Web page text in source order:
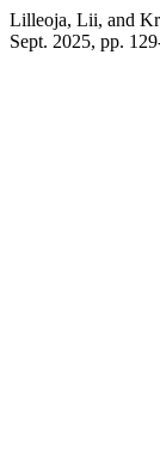
Lilleoja, Lii, and
Sept. 2025, pp.